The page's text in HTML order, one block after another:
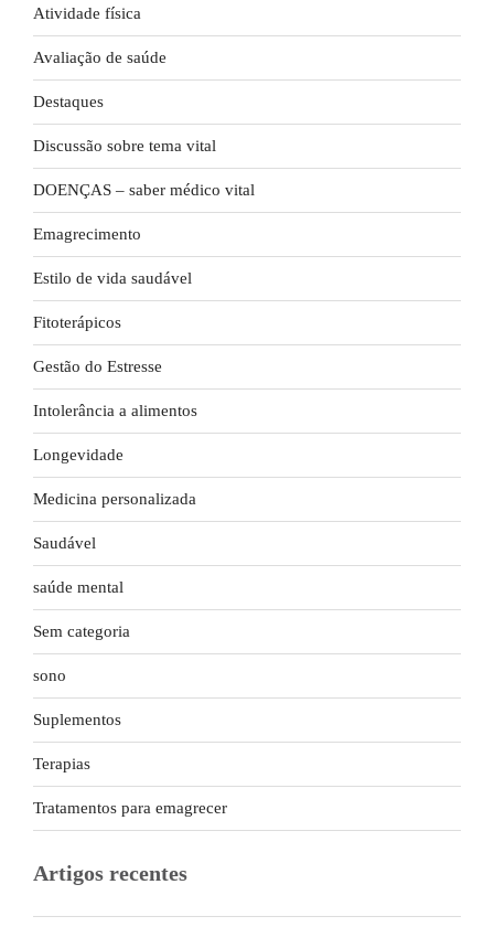
Atividade física
Avaliação de saúde
Destaques
Discussão sobre tema vital
DOENÇAS – saber médico vital
Emagrecimento
Estilo de vida saudável
Fitoterápicos
Gestão do Estresse
Intolerância a alimentos
Longevidade
Medicina personalizada
Saudável
saúde mental
Sem categoria
sono
Suplementos
Terapias
Tratamentos para emagrecer
Artigos recentes